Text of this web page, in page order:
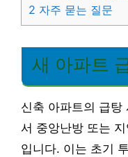
2 자주 묻는 질문
새 아파트
신축 아파트의 급탕
서 중앙난방 또는
입니다. 이는 초기